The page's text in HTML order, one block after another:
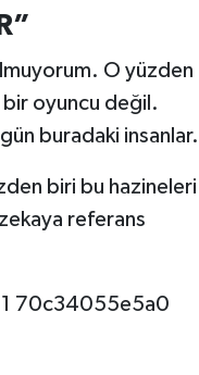
O yüzden
bir oyuncu değil.
buradaki insanlar.
biri bu hazineleri
referans